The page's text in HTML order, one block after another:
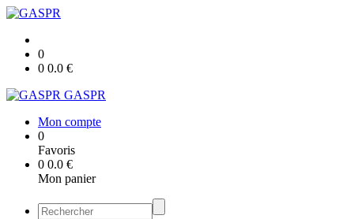
0
0 0.0 €
GASPR
Mon compte
0
Favoris
0 0.0 €
Mon panier